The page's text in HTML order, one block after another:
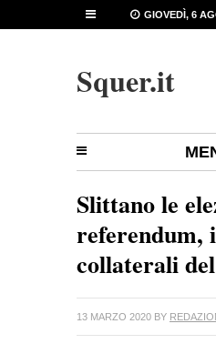
GIOVEDÌ, 6
Squer.it
Slittano le
referendum,
collaterali
13 MARZO 2020 BY